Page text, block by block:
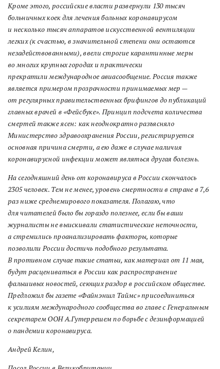
Кроме этого, российские власти развернули 130 тысяч
больничных коек для лечения больных коронавирусом
и несколько тысяч аппаратов искусственной вентиляции
легких (к счастью, в значительной степени они остаются
незадействованными), ввели строгие карантинные меры
во многих крупных городах и практически
прекратили международное авиасообщение. Россия также
является примером прозрачности принимаемых мер —
от регулярных правительственных брифингов до публикаций
главных врачей в «Фейсбуке». Принцип подсчета количества
смертей также ясен: как неоднократно разъясняло
Министерство здравоохранения России, регистрируется
основная причина смерти, а ею даже в случае наличия
коронавирусной инфекции может являться другая болезнь.
На сегодняшний день от коронавируса в России скончалось
2305 человек. Тем не менее, уровень смертности в стране в 7,6
раз ниже среднемирового показателя. Полагаю, что
для читателей было бы гораздо полезнее, если бы ваши
журналисты не выискивали статистические неточности,
а стремились проанализировать факторы, которые
позволили России достичь подобного результата.
В противном случае такие статьи, как материал от 11 мая,
будут расцениваться в России как распространение
фальшивых новостей, сеющих раздор в российском обществе.
Предложил бы газете «Файнэншл Таймс» присоединиться
к усилиям международного сообщества во главе с Генеральным
секретарем ООН А.Гутеррешем по борьбе с дезинформацией
о пандемии коронавируса.
Андрей Келин,